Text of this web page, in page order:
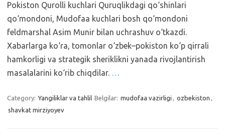
Pokiston Qurolli kuchlari Quruqlikdagi qo‘shinlari
qo‘mondoni, Mudofaa kuchlari bosh qo‘mondoni
feldmarshal Asim Munir bilan uchrashuv o‘tkazdi.
Xabarlarga ko‘ra, tomonlar o‘zbek–pokiston ko‘p qirrali
hamkorligi va strategik sheriklikni yanada rivojlantirish
masalalarini ko‘rib chiqdilar. …
Category: Yangiliklar va tahlil Belgilar: mudofaa vazirligi , ozbekiston ,
shavkat mirziyoyev